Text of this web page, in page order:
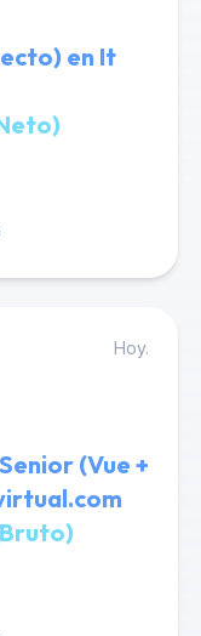
en It
Hoy.
(Vue +